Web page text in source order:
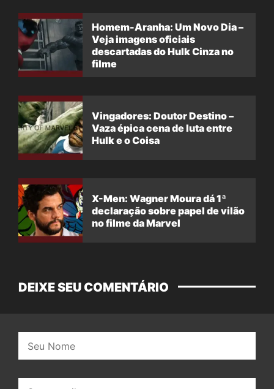
Homem-Aranha: Um Novo Dia –
Veja imagens oficiais
descartadas do Hulk Cinza no
filme
Vingadores: Doutor Destino –
Vaza épica cena de luta entre
Hulk e o Coisa
X-Men: Wagner Moura dá 1ª
declaração sobre papel de vilão
no filme da Marvel
DEIXE SEU COMENTÁRIO